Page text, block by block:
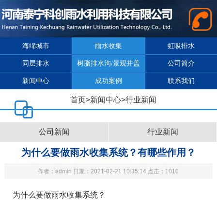
海绵城市 雨水收集 虹吸排水
同层排水 树脂排水沟/景观井盖 公司简介
新闻中心 成功案例 联系我们
首页>新闻中心>行业新闻
公司新闻 行业新闻
为什么要做雨水收集系统？有哪些作用？
作者：admin 日期：2021-02-21 10:35:14 点击：1010
为什么要做雨水收集系统？